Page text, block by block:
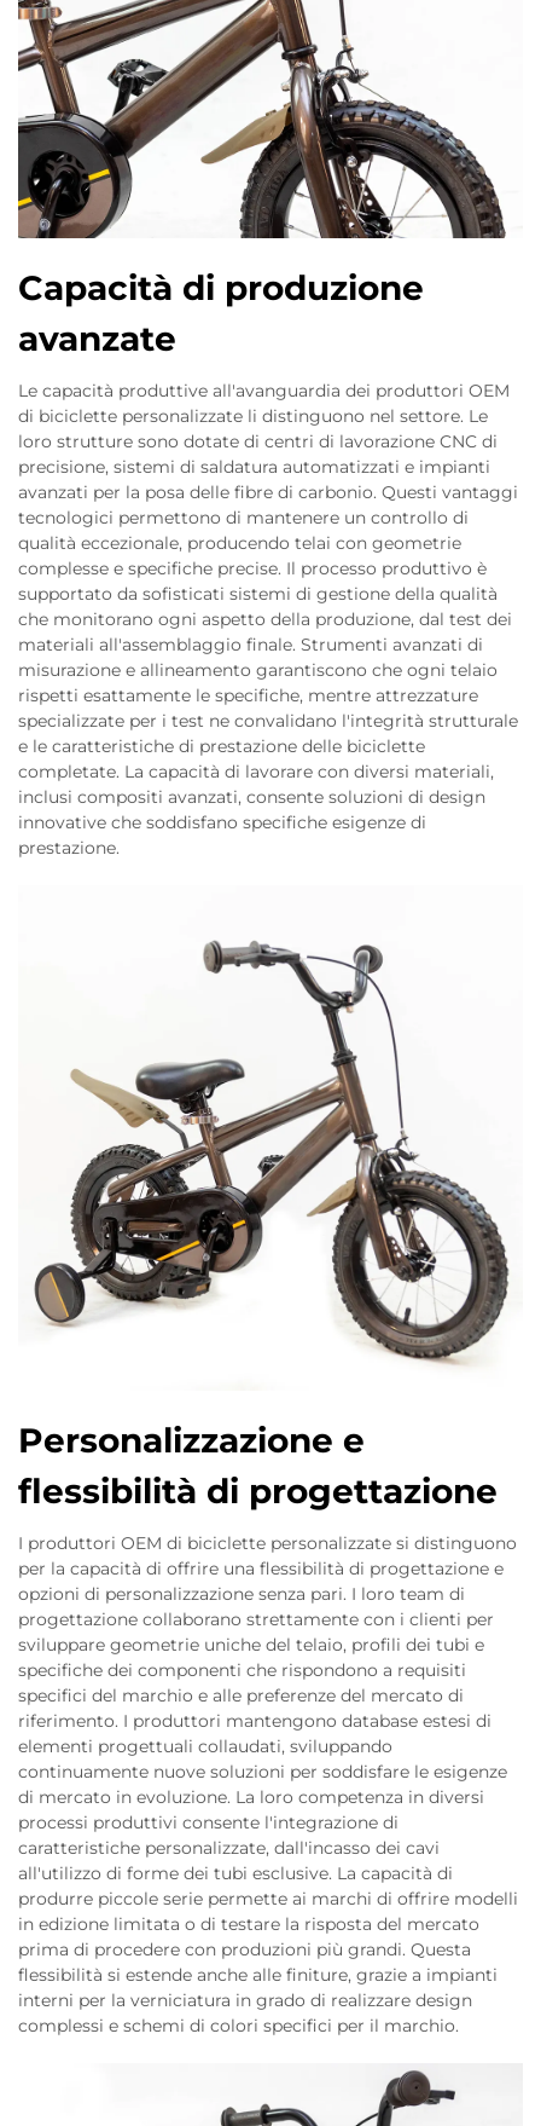
Capacità di produzione
avanzate
Le capacità produttive all'avanguardia dei produttori OEM
di biciclette personalizzate li distinguono nel settore. Le
loro strutture sono dotate di centri di lavorazione CNC di
precisione, sistemi di saldatura automatizzati e impianti
avanzati per la posa delle fibre di carbonio. Questi vantaggi
tecnologici permettono di mantenere un controllo di
qualità eccezionale, producendo telai con geometrie
complesse e specifiche precise. Il processo produttivo è
supportato da sofisticati sistemi di gestione della qualità
che monitorano ogni aspetto della produzione, dal test dei
materiali all'assemblaggio finale. Strumenti avanzati di
misurazione e allineamento garantiscono che ogni telaio
rispetti esattamente le specifiche, mentre attrezzature
specializzate per i test ne convalidano l'integrità strutturale
e le caratteristiche di prestazione delle biciclette
completate. La capacità di lavorare con diversi materiali,
inclusi compositi avanzati, consente soluzioni di design
innovative che soddisfano specifiche esigenze di
prestazione.
Personalizzazione e
flessibilità di progettazione
I produttori OEM di biciclette personalizzate si distinguono
per la capacità di offrire una flessibilità di progettazione e
opzioni di personalizzazione senza pari. I loro team di
progettazione collaborano strettamente con i clienti per
sviluppare geometrie uniche del telaio, profili dei tubi e
specifiche dei componenti che rispondono a requisiti
specifici del marchio e alle preferenze del mercato di
riferimento. I produttori mantengono database estesi di
elementi progettuali collaudati, sviluppando
continuamente nuove soluzioni per soddisfare le esigenze
di mercato in evoluzione. La loro competenza in diversi
processi produttivi consente l'integrazione di
caratteristiche personalizzate, dall'incasso dei cavi
all'utilizzo di forme dei tubi esclusive. La capacità di
produrre piccole serie permette ai marchi di offrire modelli
in edizione limitata o di testare la risposta del mercato
prima di procedere con produzioni più grandi. Questa
flessibilità si estende anche alle finiture, grazie a impianti
interni per la verniciatura in grado di realizzare design
complessi e schemi di colori specifici per il marchio.